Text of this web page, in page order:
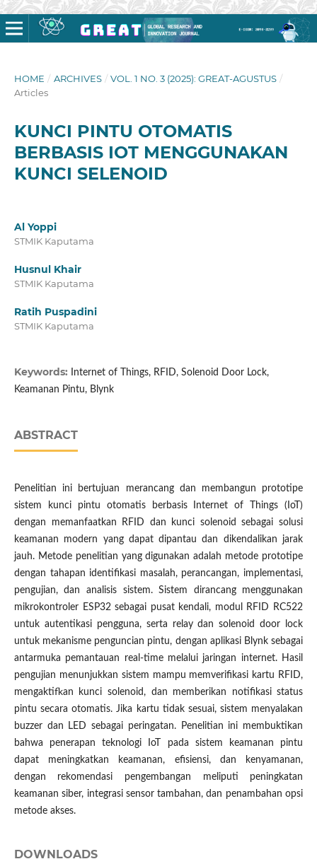
HOME / ARCHIVES / VOL. 1 NO. 3 (2025): GREAT-AGUSTUS /
Articles
KUNCI PINTU OTOMATIS
BERBASIS IOT MENGGUNAKAN
KUNCI SELENOID
Al Yoppi
STMIK Kaputama
Husnul Khair
STMIK Kaputama
Ratih Puspadini
STMIK Kaputama
Keywords:
Internet of Things, RFID, Solenoid Door Lock,
Keamanan Pintu, Blynk
ABSTRACT
Penelitian ini bertujuan merancang dan membangun prototipe
sistem kunci pintu otomatis berbasis Internet of Things (IoT)
dengan memanfaatkan RFID dan kunci solenoid sebagai solusi
keamanan modern yang dapat dipantau dan dikendalikan jarak
jauh. Metode penelitian yang digunakan adalah metode prototipe
dengan tahapan identifikasi masalah, perancangan, implementasi,
pengujian, dan analisis sistem. Sistem dirancang menggunakan
mikrokontroler ESP32 sebagai pusat kendali, modul RFID RC522
untuk autentikasi pengguna, serta relay dan solenoid door lock
untuk mekanisme penguncian pintu, dengan aplikasi Blynk sebagai
antarmuka pemantauan real-time melalui jaringan internet. Hasil
pengujian menunjukkan sistem mampu memverifikasi kartu RFID,
mengaktifkan kunci solenoid, dan memberikan notifikasi status
pintu secara otomatis. Jika kartu tidak sesuai, sistem menyalakan
buzzer dan LED sebagai peringatan. Penelitian ini membuktikan
bahwa penerapan teknologi IoT pada sistem keamanan pintu
dapat meningkatkan keamanan, efisiensi, dan kenyamanan,
dengan rekomendasi pengembangan meliputi peningkatan
keamanan siber, integrasi sensor tambahan, dan penambahan opsi
metode akses.
DOWNLOADS